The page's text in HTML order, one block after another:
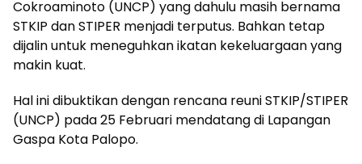
Cokroaminoto (UNCP) yang dahulu masih bernama
STKIP dan STIPER menjadi terputus. Bahkan tetap
dijalin untuk meneguhkan ikatan kekeluargaan yang
makin kuat.
Hal ini dibuktikan dengan rencana reuni STKIP/STIPER
(UNCP) pada 25 Februari mendatang di Lapangan
Gaspa Kota Palopo.